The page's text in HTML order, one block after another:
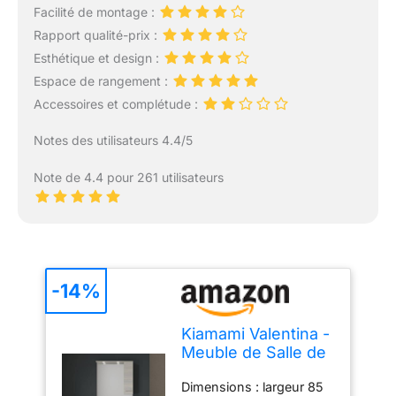
Facilité de montage :
Rapport qualité-prix :
Esthétique et design :
Espace de rangement :
Accessoires et complétude :
Notes des utilisateurs 4.4/5
Note de 4.4 pour 261 utilisateurs
Kiamami Valentina -
Meuble de Salle de
cm avec Portes et
Dimensions : largeur 85
-14%